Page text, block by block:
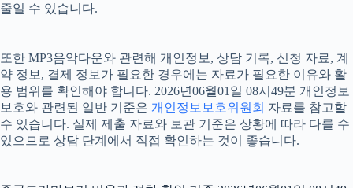
줄일 수 있습니다.
또한 MP3음악다운와 관련해 개인정보, 상담 기록, 신청 자료, 계
약 정보, 결제 정보가 필요한 경우에는 자료가 필요한 이유와 활
용 범위를 확인해야 합니다. 2026년06월01일 08시49분 개인정보
보호와 관련된 일반 기준은 개인정보보호위원회 자료를 참고할
수 있습니다. 실제 제출 자료와 보관 기준은 상황에 따라 다를 수
있으므로 상담 단계에서 직접 확인하는 것이 좋습니다.